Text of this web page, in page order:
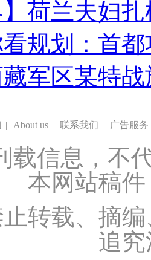
】荷兰夫妇
规划：首
军区某特
| About us | 联系我们 | 广告服务
载信息，不
本网站稿
转载、摘
追